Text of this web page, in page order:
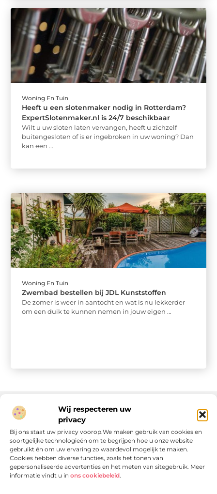
Wij respecteren uw
privacy
Bij ons staat uw privacy voorop.We maken gebruik van cookies en
soortgelijke technologieën om te begrijpen hoe u onze website
gebruikt én om uw ervaring zo waardevol mogelijk te maken.
Cookies hebben diverse functies, zoals het tonen van
gepersonaliseerde advertenties en het meten van sitegebruik. Meer
informatie vindt u in ons cookiebeleid.
Woning En Tuin
Heeft u een slotenmaker nodig in Rotterdam?
ExpertSlotenmaker.nl is 24/7 beschikbaar
Wilt u uw sloten laten vervangen, heeft u zichzelf
buitengesloten of is er ingebroken in uw woning? Dan
kan een ...
Woning En Tuin
Zwembad bestellen bij JDL Kunststoffen
De zomer is weer in aantocht en wat is nu lekkerder
om een duik te kunnen nemen in jouw eigen ...
Onze informatie